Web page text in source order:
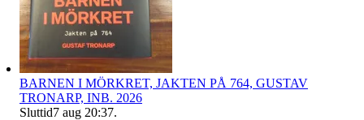
BARNEN I MÖRKRET, JAKTEN PÅ 764, GUSTAV
TRONARP, INB. 2026
Sluttid7 aug 20:37.